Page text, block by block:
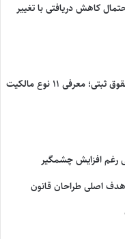
کاهش دریافتی با تغییر
انواع مالکیت املاک در حقوق ثبتی؛ معرفی ۱۱ نوع مالکیت
رغم افزایش چشمگیر
اصلی طراحان قانون